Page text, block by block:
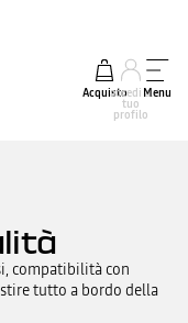
Acquistoaccedi al
tuo
profilo
Menu
compatibilità con
tutto a bordo della